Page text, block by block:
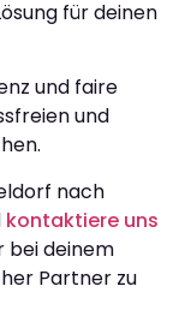
für deinen
und faire
und
nach
kontaktiere uns
bei deinem
Partner zu